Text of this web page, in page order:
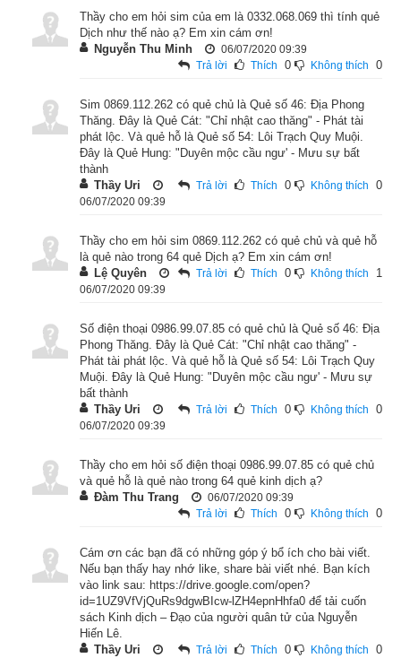
Giải nghĩa quẻ Địa Phong Thăng
Cái gì mà chồng chất sẽ hóa nên cao dần. Vì thế sau quẻ Tụy
là quẻ Thăng. Quẻ Địa Phong Thăng có Hạ quái (Nội quái) là:
xun4) Tốn hay Gió (
Thăng có tượng cái cây mọc lên từ trong đất (quẻ Tốn dưới
quẻ Địa). Trong đất sinh cây là quẻ Thăng. Người quân tử
theo đó mà thuận theo đức, góp cái nhỏ thành cái cao lớn
thông. Muốn tiến lên cần có người trên phù trợ. Được như
vậy, sẽ không còn phải lo lắng. Cố gắng tiến về phía quang
minh, tiến tới một tiến trình cao đại, thì hay, thì tốt biết bao. Để
xem chi tiết luận giải Tượng quẻ, thoán từ, thoán truyện quẻ
lời quẻ số 46 Địa Phong Thăng trong chiêm cát hung bói dịch
Thầy cho em hỏi sim của em là 0332.068.069 thì tính quẻ
Dịch như thế nào ạ? Em xin cám ơn!
Nguyễn Thu Minh
Trả lời Thích 0 Không thích 0
06/07/2020 09:39
Sim 0869.112.262 có quẻ chủ là Quẻ số 46: Địa Phong
Thăng. Đây là Quẻ Cát: "Chỉ nhật cao thăng" - Phát tài
phát lộc. Và quẻ hỗ là Quẻ số 54: Lôi Trạch Quy Muội.
Đây là Quẻ Hung: "Duyên mộc cầu ngư' - Mưu sự bất
thành
Thầy Uri
Trả lời Thích 0 Không thích 0
06/07/2020 09:39
Thầy cho em hỏi sim 0869.112.262 có quẻ chủ và quẻ hỗ
là quẻ nào trong 64 quẻ Dịch ạ? Em xin cám ơn!
Lệ Quyên
Trả lời Thích 0 Không thích 1
06/07/2020 09:39
Số điện thoại 0986.99.07.85 có quẻ chủ là Quẻ số 46: Địa
Phong Thăng. Đây là Quẻ Cát: "Chỉ nhật cao thăng" -
Phát tài phát lộc. Và quẻ hỗ là Quẻ số 54: Lôi Trạch Quy
Muội. Đây là Quẻ Hung: "Duyên mộc cầu ngư' - Mưu sự
bất thành
Thầy Uri
Trả lời Thích 0 Không thích 0
06/07/2020 09:39
Thầy cho em hỏi số điện thoại 0986.99.07.85 có quẻ chủ
và quẻ hỗ là quẻ nào trong 64 quẻ kinh dịch ạ?
Đàm Thu Trang
Trả lời Thích 0 Không thích 0
06/07/2020 09:39
Cám ơn các bạn đã có những góp ý bổ ích cho bài viết.
Nếu bạn thấy hay nhớ like, share bài viết nhé. Bạn kích
vào link sau: https://drive.google.com/open?
id=1UZ9VfVjQuRs9dgwBIcw-lZH4epnHhfa0 để tải cuốn
sách Kinh dịch – Đạo của người quân tử của Nguyễn
Hiến Lê.
Thầy Uri
Trả lời Thích 0 Không thích 0